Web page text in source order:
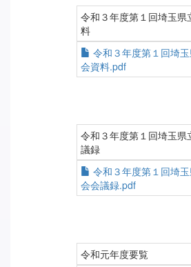
令和３年度第１回埼玉県
料
令和３年度第１回埼
会資料.pdf
令和３年度第１回埼玉県
議録
令和３年度第１回埼
会会議録.pdf
令和元年度要覧